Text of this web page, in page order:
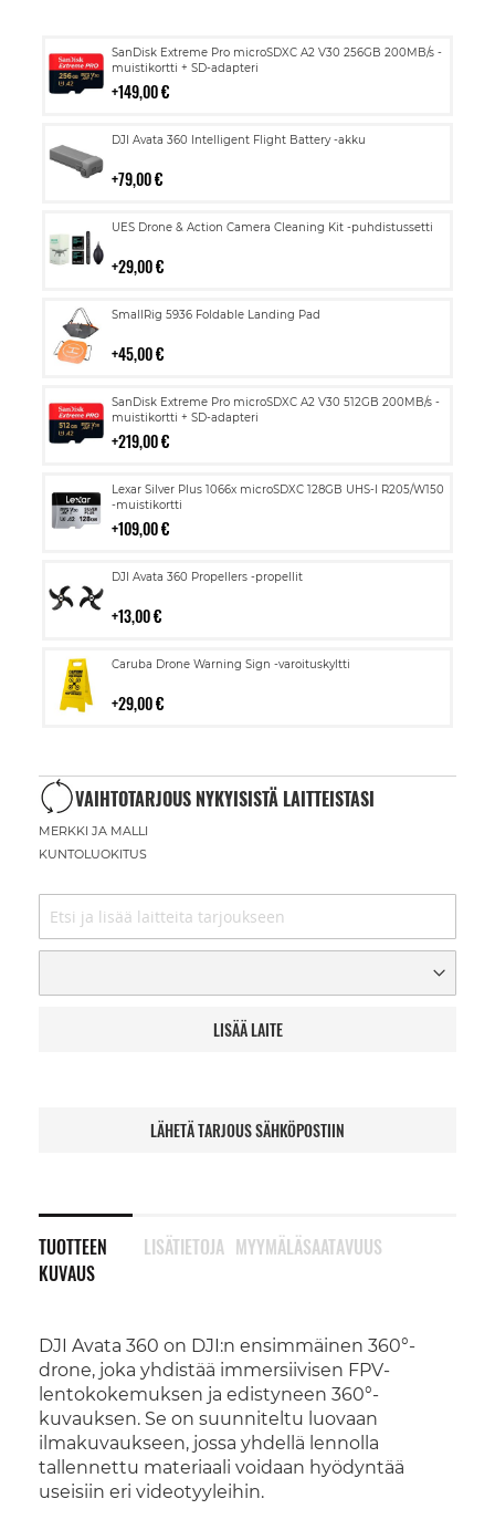
SanDisk Extreme Pro microSDXC A2 V30 256GB 200MB/s -
muistikortti + SD-adapteri
149,00 €
Lisää
ostoskoriin
DJI Avata 360 Intelligent Flight Battery -akku
79,00 €
Lisää
UES Drone & Action Camera Cleaning Kit -puhdistussetti
29,00 €
Lisää
SmallRig 5936 Foldable Landing Pad
45,00 €
Lisää
SanDisk Extreme Pro microSDXC A2 V30 512GB 200MB/s -
muistikortti + SD-adapteri
219,00 €
Lisää
ostoskoriin
Lexar Silver Plus 1066x microSDXC 128GB UHS-I R205/W150
-muistikortti
109,00 €
Lisää
ostoskoriin
DJI Avata 360 Propellers -propellit
13,00 €
Lisää
Caruba Drone Warning Sign -varoituskyltti
29,00 €
Lisää
VAIHTOTARJOUS NYKYISISTÄ LAITTEISTASI
MERKKI JA MALLI
KUNTOLUOKITUS
LISÄÄ LAITE
LÄHETÄ TARJOUS SÄHKÖPOSTIIN
TUOTTEEN
KUVAUS
DJI Avata 360 on DJI:n ensimmäinen 360°-
drone, joka yhdistää immersiivisen FPV-
lentokokemuksen ja edistyneen 360°-
kuvauksen. Se on suunniteltu luovaan
ilmakuvaukseen, jossa yhdellä lennolla
tallennettu materiaali voidaan hyödyntää
useisiin eri videotyyleihin.
LISÄTIETOJA MYYMÄLÄSAATAVUUS